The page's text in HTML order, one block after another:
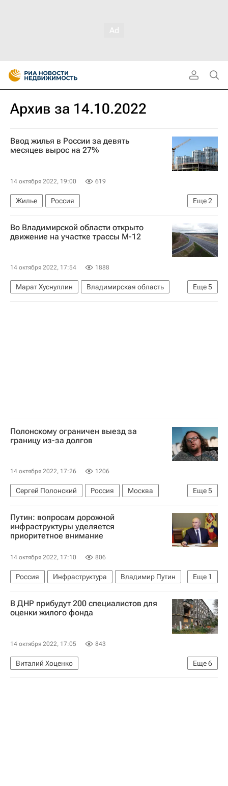
Архив за 14.10.2022
Ввод жилья в России за девять
месяцев вырос на 27%
14 октября 2022, 19:00 619
Еще2
Жилье
Россия
Федеральная служба государственной статистики (Росстат)
Строительство
Во Владимирской области открыто
движение на участке трассы М-12
14 октября 2022, 17:54 1888
Еще5
Марат Хуснуллин
Владимирская область
Гусь-Хрустальный
Игорь Левитин
Полонскому ограничен выезд за
границу из-за долгов
14 октября 2022, 17:26 1206
Еще5
Сергей Полонский Россия
Москва
Жилье
Александр Ручьев
Федеральная служба судебных приставов (ФССП России)
Долги
Девелоперы
Путин: вопросам дорожной
инфраструктуры уделяется
приоритетное внимание
14 октября 2022, 17:10 806
Еще 1
Россия Инфраструктура
Владимир Путин
Дороги
В ДНР прибудут 200 специалистов для
оценки жилого фонда
14 октября 2022, 17:05 843
Еще6
Виталий Хоценко
Донецкая Народная Республика
Мариуполь